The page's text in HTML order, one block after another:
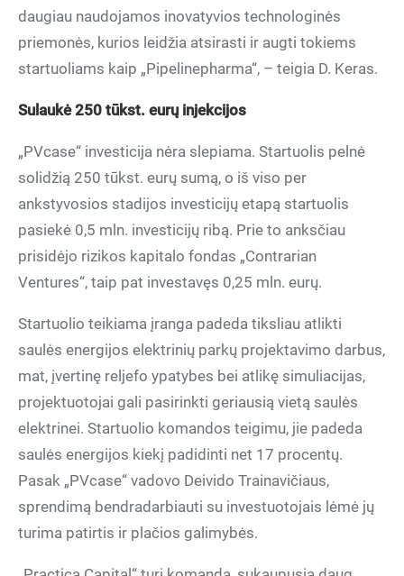
daugiau naudojamos inovatyvios technologinės
priemonės, kurios leidžia atsirasti ir augti tokiems
startuoliams kaip „Pipelinepharma“, – teigia D. Keras.
Sulaukė 250 tūkst. eurų injekcijos
„PVcase“ investicija nėra slepiama. Startuolis pelnė
solidžią 250 tūkst. eurų sumą, o iš viso per
ankstyvosios stadijos investicijų etapą startuolis
pasiekė 0,5 mln. investicijų ribą. Prie to anksčiau
prisidėjo rizikos kapitalo fondas „Contrarian
Ventures“, taip pat investavęs 0,25 mln. eurų.
Startuolio teikiama įranga padeda tiksliau atlikti
saulės energijos elektrinių parkų projektavimo darbus,
mat, įvertinę reljefo ypatybes bei atlikę simuliacijas,
projektuotojai gali pasirinkti geriausią vietą saulės
elektrinei. Startuolio komandos teigimu, jie padeda
saulės energijos kiekį padidinti net 17 procentų.
Pasak „PVcase“ vadovo Deivido Trainavičiaus,
sprendimą bendradarbiauti su investuotojais lėmė jų
turima patirtis ir plačios galimybės.